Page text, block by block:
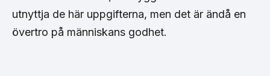
utnyttja de här uppgifterna, men det är ändå en
övertro på människans godhet.